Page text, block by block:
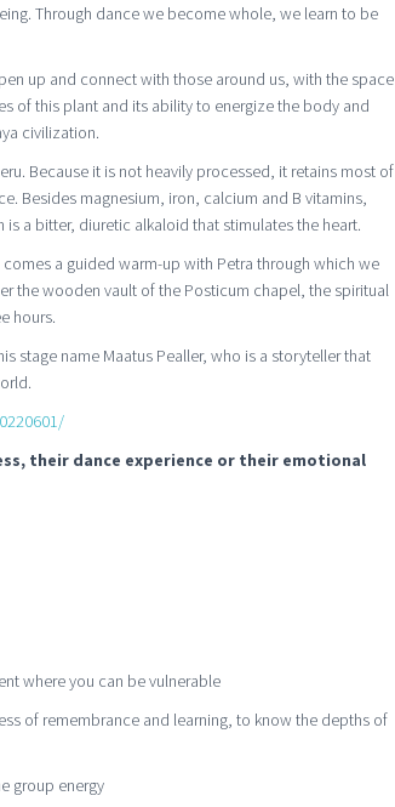
Through dance we become whole, we learn to be
up and connect with those around us, with the space
of this plant and its ability to energize the body and
civilization.
Because it is not heavily processed, it retains most of
Besides magnesium, iron, calcium and B vitamins,
a bitter, diuretic alkaloid that stimulates the heart.
a guided warm-up with Petra through which we
the wooden vault of the Posticum chapel, the spiritual
hours.
stage name Maatus Pealler, who is a storyteller that
their dance experience or their emotional
where you can be vulnerable
of remembrance and learning, to know the depths of
group energy